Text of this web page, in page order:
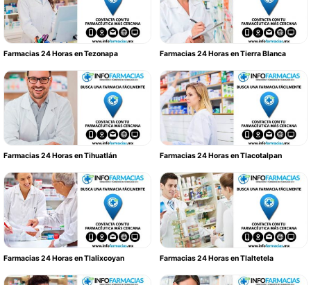
Farmacias 24 Horas en Tezonapa Farmacias 24 Horas en Tierra Blanca
Farmacias 24 Horas en Tihuatlán Farmacias 24 Horas en Tlacotalpan
Farmacias 24 Horas en Tlalixcoyan Farmacias 24 Horas en Tlaltetela